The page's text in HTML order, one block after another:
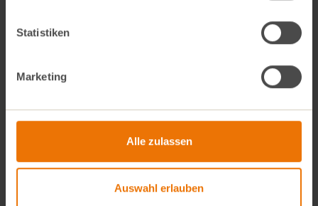
Statistiken
Marketing
Alle zulassen
Auswahl erlauben
zusammenklappen und in “handgerechte”
Stücke schneiden. Genießen!